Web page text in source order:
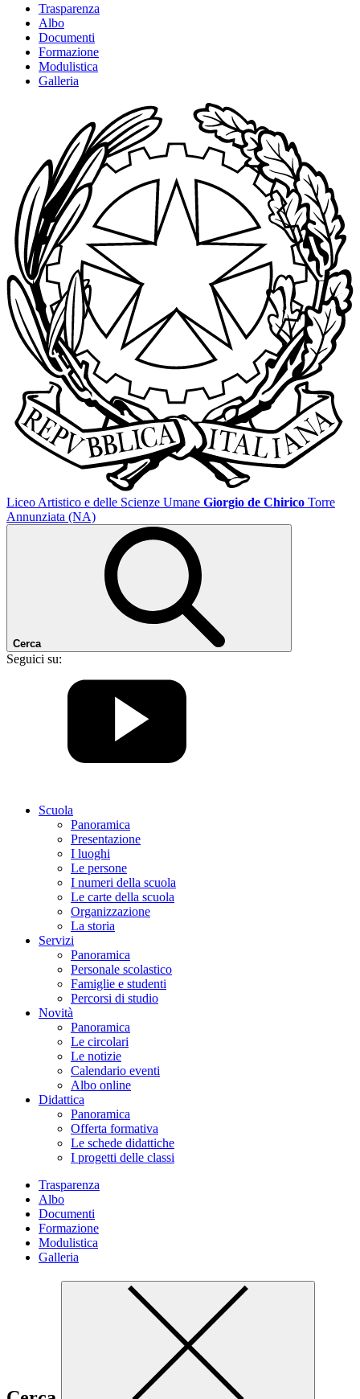
Trasparenza
Albo
Documenti
Formazione
Modulistica
Galleria
Liceo Artistico e delle Scienze Umane Giorgio de Chirico Torre
Annunziata (NA)
Cerca
Seguici su:
Scuola
Panoramica
Presentazione
I luoghi
Le persone
I numeri della scuola
Le carte della scuola
Organizzazione
La storia
Servizi
Panoramica
Personale scolastico
Famiglie e studenti
Percorsi di studio
Novità
Panoramica
Le circolari
Le notizie
Calendario eventi
Albo online
Didattica
Panoramica
Offerta formativa
Le schede didattiche
I progetti delle classi
Trasparenza
Albo
Documenti
Formazione
Modulistica
Galleria